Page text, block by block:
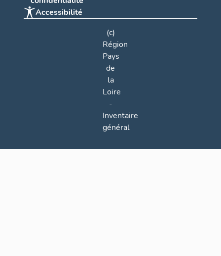
Accessibilité
(c)
Région
Pays
de
la
Loire
-
Inventaire
général